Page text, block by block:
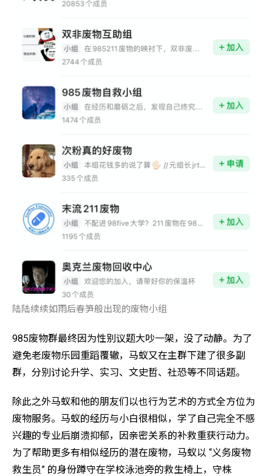
陆陆续续如雨后春笋般出现的废物小组
985废物群最终因为性别议题大吵一架，没了动静。为了
避免老废物乐园重蹈覆辙，马蚁又在主群下建了很多副
群，分别讨论升学、实习、文史哲、社恐等不同话题。
除此之外马蚁和他的朋友们以也行为艺术的方式全方位为
废物服务。马蚁的经历与小白很相似，学了自己完全不感
兴趣的专业后崩溃抑郁，因亲密关系的补救重获行动力。
为了帮助更多有相似经历的潜在废物，马蚁以 “义务废物
救生员” 的身份蹲守在学校泳池旁的救生椅上，守株